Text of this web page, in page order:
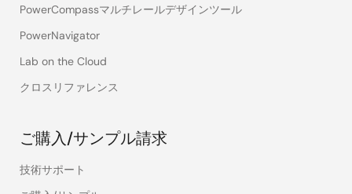
PowerCompassマルチレールデザインツール
PowerNavigator
Lab on the Cloud
クロスリファレンス
ご購入/サンプル請求
技術サポート